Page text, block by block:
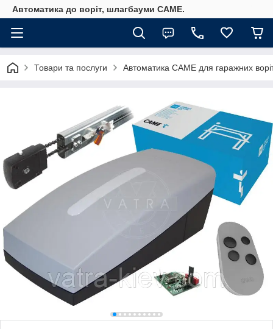
Автоматика до воріт, шлагбауми CAME.
Товари та послуги Автоматика САМЕ для гаражних